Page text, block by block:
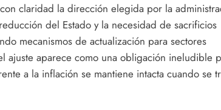
claridad la dirección elegida por la
del Estado y la necesidad de sacrificios
mecanismos de actualización para sectores
ajuste aparece como una obligación ineludible
a la inflación se mantiene intacta cuando se